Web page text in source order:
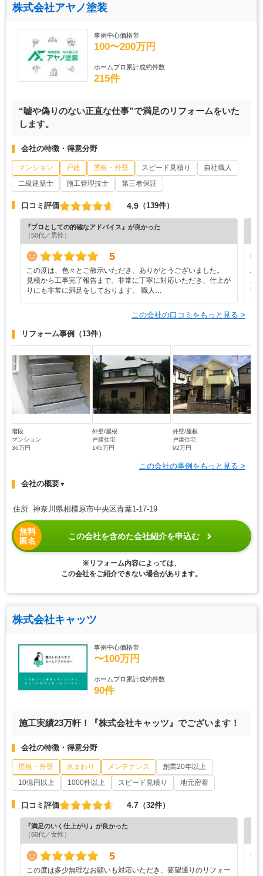
株式会社アヤノ塗装
事例中心価格帯
100〜200万円
ホームプロ累計成約件数
215件
“嘘や偽りのない正直な仕事”で満足のリフォームをいた
します。
会社の特徴・得意分野
マンション 戸建 屋根・外壁 スピード見積り
自社職人
二級建築士
施工管理技士 第三者保証
口コミ評価 4.9 （139件）
『プロとしての的確なアドバイス』が良かった
（50代／男性）
5
この度は、色々とご教示いただき、ありがとうございました。
見積から工事完了報告まで、非常に丁寧に対応いただき、仕上が
りにも非常に満足をしております。 職人…
工
止
ず
この会社の口コミをもっと見る >
リフォーム事例 （13件）
階段
マンション
36万円
外壁/屋根
戸建住宅
145万円
外壁/屋根
戸建住宅
92万円
この会社の事例をもっと見る >
会社の概要▼
住所 神奈川県相模原市中央区青葉1-17-19
無料
匿名
この会社を含めた会社紹介を申込む
※リフォーム内容によっては、
この会社をご紹介できない場合があります。
株式会社キャッツ
事例中心価格帯
〜100万円
ホームプロ累計成約件数
90件
施工実績23万軒！『株式会社キャッツ』でございます！
会社の特徴・得意分野
屋根・外壁 水まわり メンテナンス
創業20年以上
10億円以上
1000件以上 スピード見積り 地元密着
口コミ評価 4.7 （32件）
『満足のいく仕上がり』が良かった
（60代／女性）
5
この度は多少無理なお願いも対応いただき、要望通りのリフォー 大